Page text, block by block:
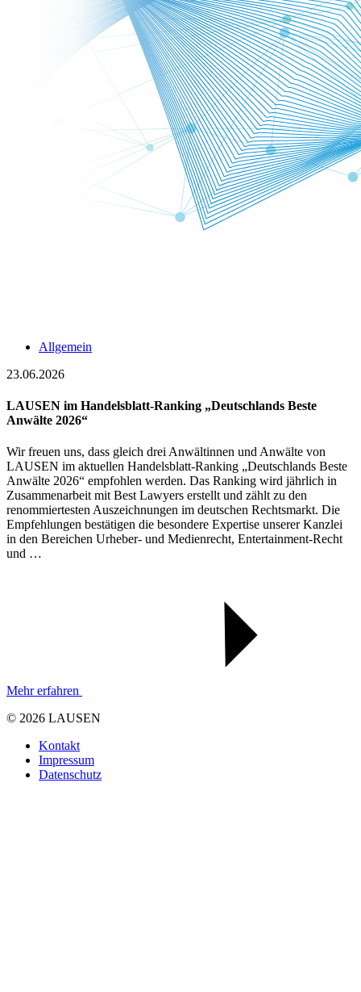
Allgemein
23.06.2026
LAUSEN im Handelsblatt-Ranking „Deutschlands Beste
Anwälte 2026“
Wir freuen uns, dass gleich drei Anwältinnen und Anwälte von
LAUSEN im aktuellen Handelsblatt-Ranking „Deutschlands Beste
Anwälte 2026“ empfohlen werden. Das Ranking wird jährlich in
Zusammenarbeit mit Best Lawyers erstellt und zählt zu den
renommiertesten Auszeichnungen im deutschen Rechtsmarkt. Die
Empfehlungen bestätigen die besondere Expertise unserer Kanzlei
in den Bereichen Urheber- und Medienrecht, Entertainment-Recht
und …
Mehr erfahren
© 2026 LAUSEN
Kontakt
Impressum
Datenschutz